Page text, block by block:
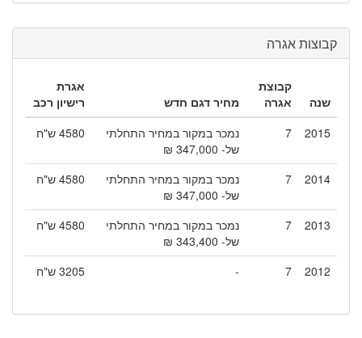
קבוצות אגרה
שנה
קבוצת
אגרה
מחיר דגם חדש
אגרת
רישיון רכב
2015
7
נמכר במקור במחיר התחלתי
של- 347,000 ₪
4580 ש"ח
2014
7
נמכר במקור במחיר התחלתי
של- 347,000 ₪
4580 ש"ח
2013
7
נמכר במקור במחיר התחלתי
של- 343,400 ₪
4580 ש"ח
2012
7
- 3205 ש"ח